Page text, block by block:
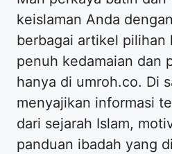
keislaman Anda
berbagai artikel pilihan
penuh kedamaian dan
hanya di umroh.co. Di
menyajikan informasi
dari sejarah Islam,
panduan ibadah yang